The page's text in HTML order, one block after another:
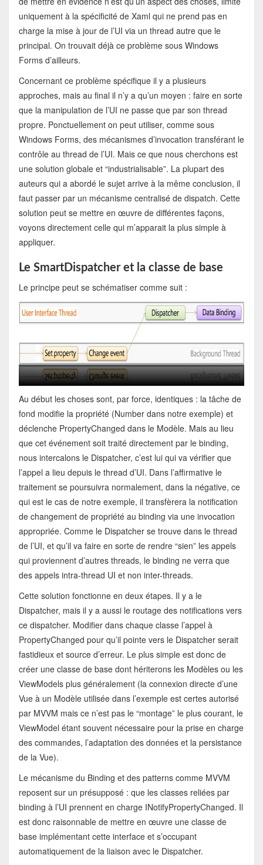
uniquement à la spécificité de Xaml qui ne prend pas en
charge la mise à jour de l’UI via un thread autre que le
principal. On trouvait déjà ce problème sous Windows
Forms d’ailleurs.
Concernant ce problème spécifique il y a plusieurs
approches, mais au final il n’y a qu’un moyen : faire en sorte
que la manipulation de l’UI ne passe que par son thread
propre. Ponctuellement on peut utiliser, comme sous
Windows Forms, des mécanismes d’invocation transférant le
contrôle au thread de l’UI. Mais ce que nous cherchons est
une solution globale et “industrialisable”. La plupart des
auteurs qui a abordé le sujet arrive à la même conclusion, il
faut passer par un mécanisme centralisé de dispatch. Cette
solution peut se mettre en œuvre de différentes façons,
voyons directement celle qui m’apparait la plus simple à
appliquer.
Le SmartDispatcher et la classe de base
Le principe peut se schématiser comme suit :
Au début les choses sont, par force, identiques : la tâche de
fond modifie la propriété (Number dans notre exemple) et
déclenche PropertyChanged dans le Modèle. Mais au lieu
que cet événement soit traité directement par le binding,
nous intercalons le Dispatcher, c’est lui qui va vérifier que
l’appel a lieu depuis le thread d’UI. Dans l’affirmative le
traitement se poursuivra normalement, dans la négative, ce
qui est le cas de notre exemple, il transfèrera la notification
de changement de propriété au binding via une invocation
appropriée. Comme le Dispatcher se trouve dans le thread
de l’UI, et qu’il va faire en sorte de rendre “sien” les appels
qui proviennent d’autres threads, le binding ne verra que
des appels intra-thread UI et non inter-threads.
Cette solution fonctionne en deux étapes. Il y a le
Dispatcher, mais il y a aussi le routage des notifications vers
ce dispatcher. Modifier dans chaque classe l’appel à
PropertyChanged pour qu’il pointe vers le Dispatcher serait
fastidieux et source d’erreur. Le plus simple est donc de
créer une classe de base dont hériterons les Modèles ou les
ViewModels plus généralement (la connexion directe d’une
Vue à un Modèle utilisée dans l’exemple est certes autorisé
par MVVM mais ce n’est pas le “montage” le plus courant, le
ViewModel étant souvent nécessaire pour la prise en charge
des commandes, l’adaptation des données et la persistance
de la Vue).
Le mécanisme du Binding et des patterns comme MVVM
reposent sur un présupposé : que les classes reliées par
binding à l’UI prennent en charge INotifyPropertyChanged. Il
est donc raisonnable de mettre en œuvre une classe de
base implémentant cette interface et s’occupant
automatiquement de la liaison avec le Dispatcher.